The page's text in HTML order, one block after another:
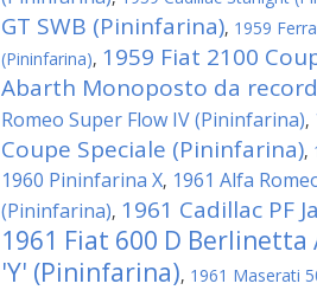
GT SWB (Pininfarina), 1959
(Pininfarina), 1959 Fiat 2100
Abarth Monoposto da
Romeo Super Flow IV (Pininfarina),
Coupe Speciale (Pininfarina),
1960 Pininfarina X, 1961 Alfa
(Pininfarina), 1961 Cadillac PF
1961 Fiat 600 D
'Y' (Pininfarina), 1961 Maserati